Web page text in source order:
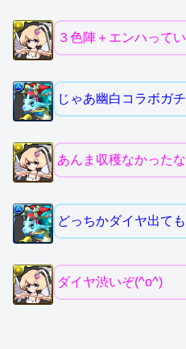
３色陣＋エンハって
じゃあ幽白コラボガ
あんま収穫なかった
どっちかダイヤ出て
ダイヤ渋いぞ(^o^)